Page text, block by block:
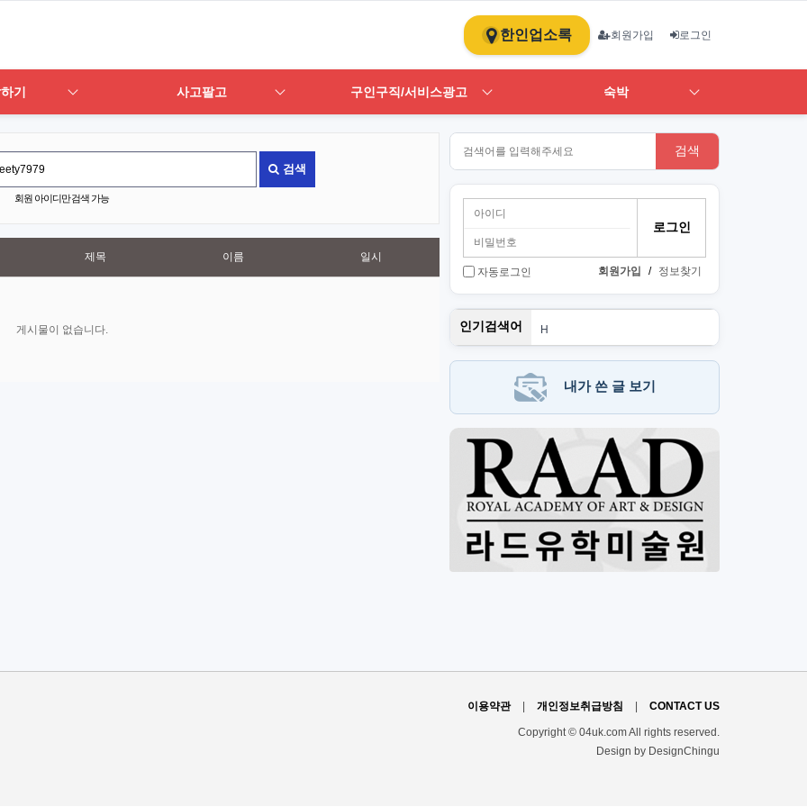
한인업소록 회원가입 로그인
기 사고팔고 구인구직/서비스광고 숙박
검색
회원 아이디만 검색 가능
제목 이름 일시
게시물이 없습니다.
검색
자동로그인 회원가입 / 정보찾기
인기검색어
H
1
뉴몰
PT
내가 쓴 글 보기
이용약관 | 개인정보취급방침 | CONTACT US
Copyright © 04uk.com All rights reserved.
Design by DesignChingu